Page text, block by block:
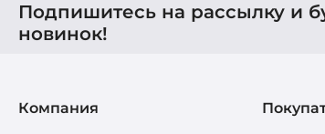
Подпишитесь на рассылку и
новинок!
Компания